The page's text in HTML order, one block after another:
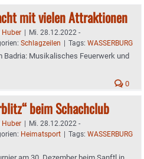
mit vielen Attraktionen
Huber | Mi. 28.12.2022 -
Schlagzeilen | Tags: WASSERBURG
Badria: Musikalisches Feuerwerk und
0
beim Schachclub
Huber | Mi. 28.12.2022 -
Heimatsport | Tags: WASSERBURG